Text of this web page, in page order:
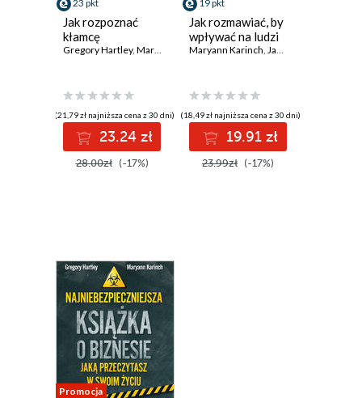
23 pkt
Jak rozpoznać
kłamcę
Gregory Hartley, Maryann Karinch
(21,79 zł najniższa cena z 30 dni)
23.24 zł
28.00zł (-17%)
19 pkt
Jak rozmawiać, by
wpływać na ludzi
Maryann Karinch, James O. Pyle
(18,49 zł najniższa cena z 30 dni)
19.91 zł
23.99zł (-17%)
Promocja